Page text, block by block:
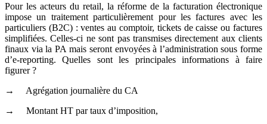
Pour les acteurs du retail, la réforme de la facturation électronique
impose un traitement particulièrement pour les factures avec les
particuliers (B2C) : ventes au comptoir, tickets de caisse ou factures
simplifiées. Celles-ci ne sont pas transmises directement aux clients
finaux via la PA mais seront envoyées à l’administration sous forme
d’e-reporting. Quelles sont les principales informations à faire
figurer ?
→ Agrégation journalière du CA
→ Montant HT par taux d’imposition,